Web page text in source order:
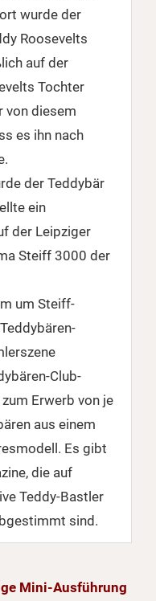
wurde der
Roosevelts
auf der
Tochter
von diesem
es ihn nach
der Teddybär
ein
der Leipziger
Steiff 3000 der
um Steiff-
Club-
Erwerb von je
aus einem
Es gibt
die auf
Teddy-Bastler
sind.
Mini-Ausführung